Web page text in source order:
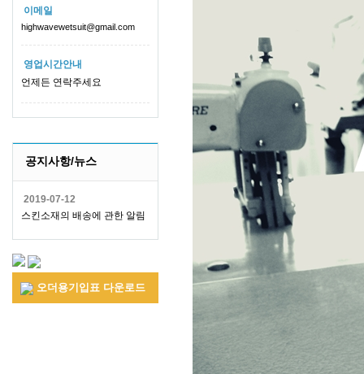
이메일
highwavewetsuit@gmail.com
영업시간안내
언제든 연락주세요
공지사항/뉴스
2019-07-12
스킨소재의 배송에 관한 알림
오더용기입표 다운로드